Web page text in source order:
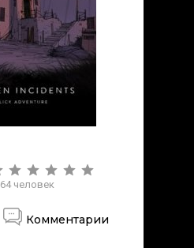
64человек
Комментарии